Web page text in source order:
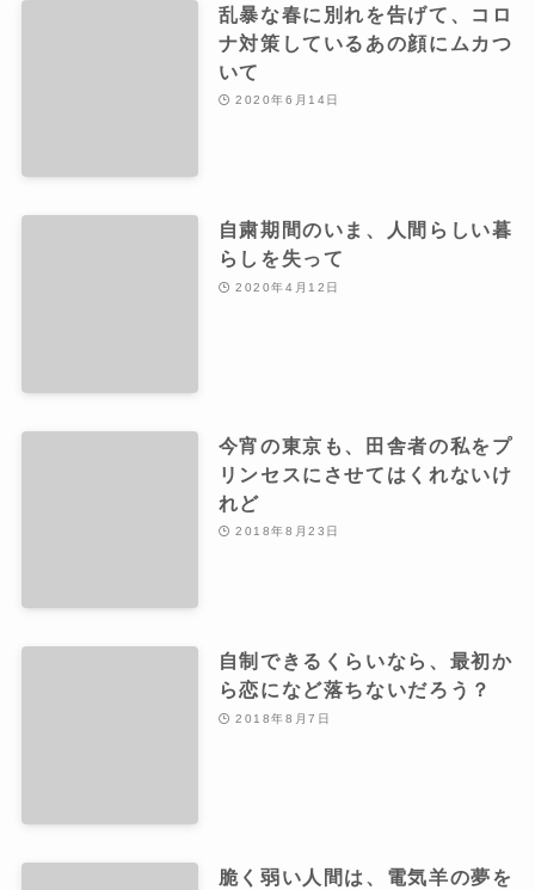
乱暴な春に別れを告げて、コロ
ナ対策しているあの顔にムカつ
いて
2020年6月14日
自粛期間のいま、人間らしい暮
らしを失って
2020年4月12日
今宵の東京も、田舎者の私をプ
リンセスにさせてはくれないけ
れど
2018年8月23日
自制できるくらいなら、最初か
ら恋になど落ちないだろう？
2018年8月7日
脆く弱い人間は、電気羊の夢を